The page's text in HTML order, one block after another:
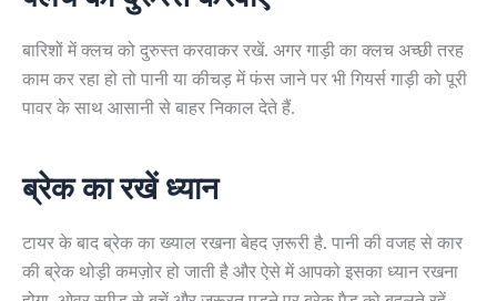
बारिशों में क्लच को दुरुस्त करवाकर रखें. अगर गाड़ी का क्लच अच्छी तरह
काम कर रहा हो तो पानी या कीचड़ में फंस जाने पर भी गियर्स गाड़ी को पूरी
पावर के साथ आसानी से बाहर निकाल देते हैं.
ब्रेक का रखें ध्यान
टायर के बाद ब्रेक का ख्याल रखना बेहद ज़रूरी है. पानी की वजह से कार
की ब्रेक थोड़ी कमज़ोर हो जाती है और ऐसे में आपको इसका ध्यान रखना